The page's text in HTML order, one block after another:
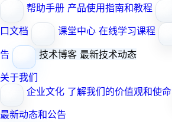
帮助手册 产品使用指南和教程
口文档
课堂中心 在线学习课程
告
技术博客 最新技术动态
关于我们
企业文化 了解我们的价值观和使命
最新动态和公告